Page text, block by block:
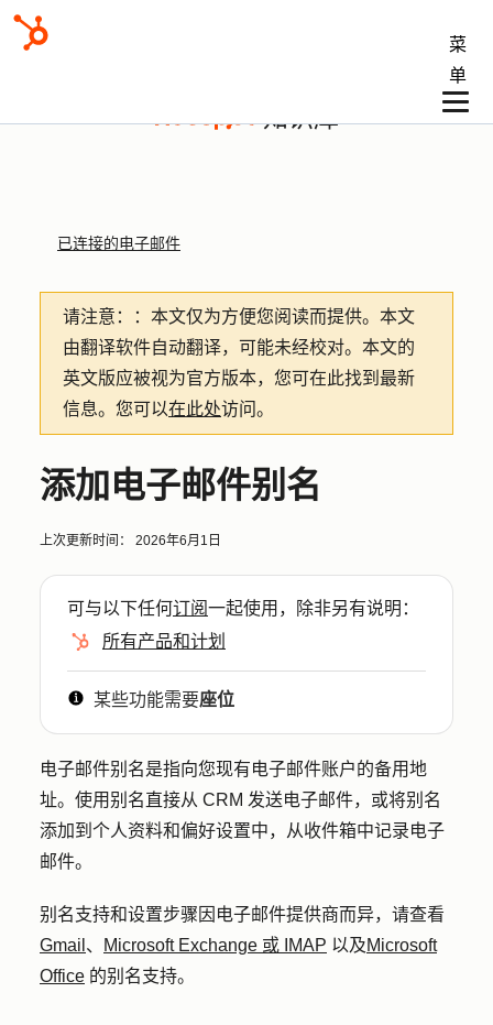
菜
单
知识库
已连接的电子邮件
请注意： ：本文仅为方便您阅读而提供。 本文
由翻译软件自动翻译，可能未经校对。本文的
英文版应被视为官方版本，您可在此找到最新
信息。您可以在此处访问。
添加电子邮件别名
上次更新时间： 2026年6月1日
可与以下任何订阅一起使用，除非另有说明：
所有产品和计划
某些功能需要座位
电子邮件别名是指向您现有电子邮件账户的备用地
址。使用别名直接从 CRM 发送电子邮件，或将别名
添加到个人资料和偏好设置中，从收件箱中记录电子
邮件。
别名支持和设置步骤因电子邮件提供商而异，请查看
Gmail 、 Microsoft Exchange 或 IMAP 以及Microsoft
Office 的别名支持。